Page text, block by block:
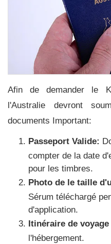
Afin de demander le
l'Australie devront
documents Important:
Passeport Valide:
compter de la date
pour les timbres.
Photo de le taille
Sérum téléchargé
d'application.
Itinéraire de voyage
l'hébergement.